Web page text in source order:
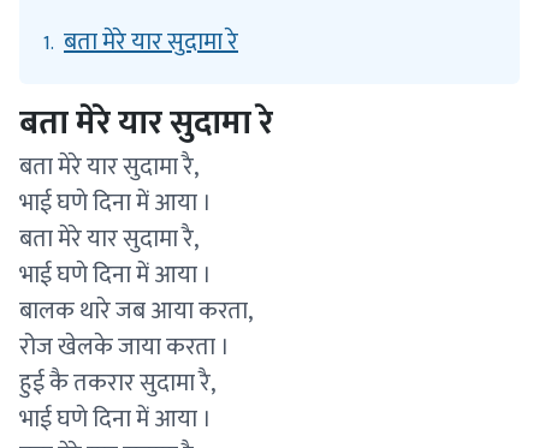
1. बता मेरे यार सुदामा रे
बता मेरे यार सुदामा रे
बता मेरे यार सुदामा रै,
भाई घणे दिना में आया ।
बता मेरे यार सुदामा रै,
भाई घणे दिना में आया ।
बालक थारे जब आया करता,
रोज खेलके जाया करता ।
हुई कै तकरार सुदामा रै,
भाई घणे दिना में आया ।